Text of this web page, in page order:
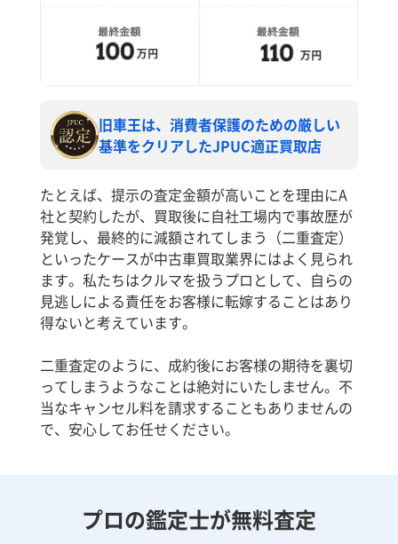
旧車王は、消費者保護のための厳しい
基準をクリアしたJPUC適正買取店
たとえば、提示の査定金額が高いことを理由にA
社と契約したが、買取後に自社工場内で事故歴が
発覚し、最終的に減額されてしまう（二重査定）
といったケースが中古車買取業界にはよく見られ
ます。私たちはクルマを扱うプロとして、自らの
見逃しによる責任をお客様に転嫁することはあり
得ないと考えています。
二重査定のように、成約後にお客様の期待を裏切
ってしまうようなことは絶対にいたしません。不
当なキャンセル料を請求することもありませんの
で、安心してお任せください。
プロの鑑定士が無料査定